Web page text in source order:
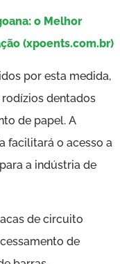
o Melhor
(xpoents.com.br)
por esta medida,
dentados
de papel. A
facilitará o acesso a
a indústria de
de circuito
de